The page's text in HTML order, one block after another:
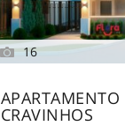
16
CRAVINHOS